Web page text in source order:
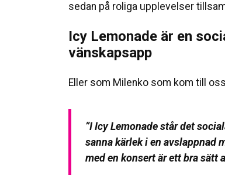
sedan på roliga upplevelser
Icy Lemonade är en
vänskapsapp
Eller som Milenko som kom till
”I Icy Lemonade står det
sanna kärlek i en avslappnad
med en konsert är ett bra sätt